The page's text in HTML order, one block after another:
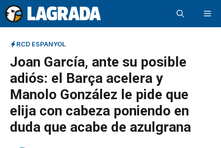
Saltar
al
contenido
RCD ESPANYOL
Joan García, ante su posible
adiós: el Barça acelera y
Manolo González le pide que
elija con cabeza poniendo en
duda que acabe de azulgrana